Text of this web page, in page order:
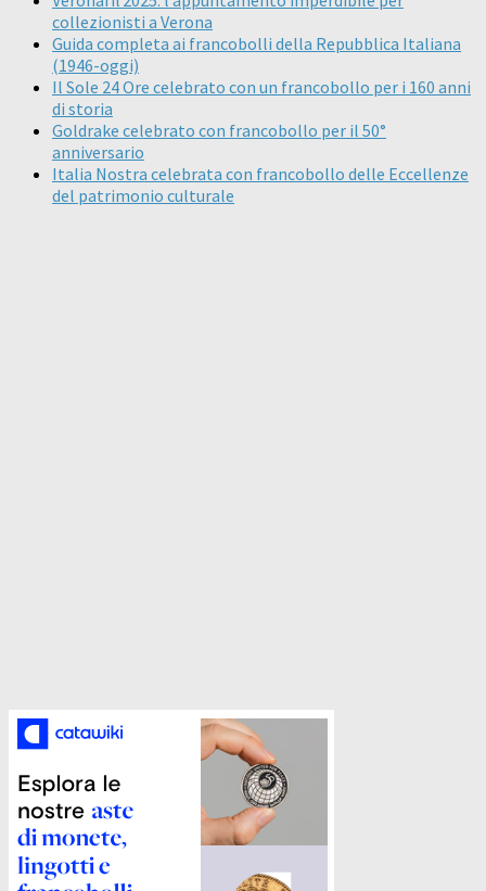
collezionisti a Verona
Guida completa ai francobolli della Repubblica Italiana
(1946-oggi)
Il Sole 24 Ore celebrato con un francobollo per i 160 anni
di storia
Goldrake celebrato con francobollo per il 50°
anniversario
Italia Nostra celebrata con francobollo delle Eccellenze
del patrimonio culturale